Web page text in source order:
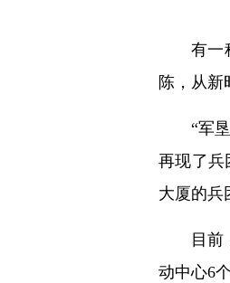
有一
陈，从
“军
再现了兵
大厦的兵
目前
动中心6